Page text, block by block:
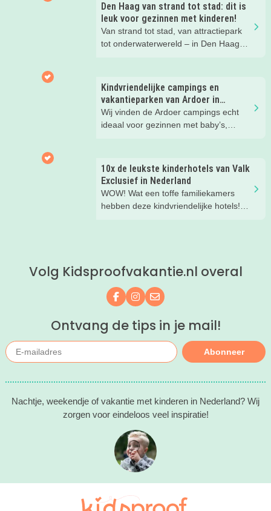
Den Haag van strand tot stad: dit is
leuk voor gezinnen met kinderen!
Van strand tot stad, van attractiepark
tot onderwaterwereld – in Den Haag
ontspannen met een lekkere lunch op
het strand en een duik in zee. Heerlijk!
Kindvriendelijke campings en
vakantieparken van Ardoer in
Nederland
Wij vinden de Ardoer campings echt
ideaal voor gezinnen met baby’s,
10x de leukste kinderhotels van Valk
Exclusief in Nederland
WOW! Wat een toffe familiekamers
hebben deze kindvriendelijke hotels!
kind(eren).
Volg Kidsproofvakantie.nl overal
Volg ons op Facebook
Volg ons op Instagram
Mail ons
Ontvang de tips in je mail!
Abonneer
Nachtje, weekendje of vakantie met kinderen in Nederland? Wij
zorgen voor eindeloos veel inspiratie!